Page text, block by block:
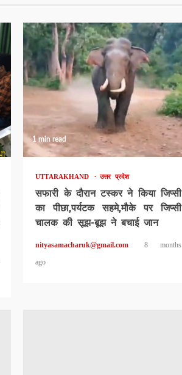
1 min read
UTTARAKHAND उत्तर प्रदेश
सफारी के दौरान टस्कर ने किया जिप्सी
का पीछा,पर्यटक सहमे,मौके पर जिप्सी
चालक की सूझ-बूझ ने बचाई जान
nityasamacharuk@gmail.com
8 months
ago